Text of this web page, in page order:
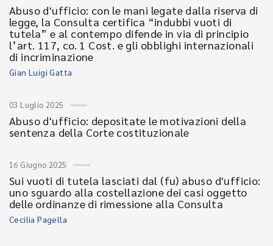
Abuso d'ufficio: con le mani legate dalla riserva di
legge, la Consulta certifica “indubbi vuoti di
tutela” e al contempo difende in via di principio
l’art. 117, co. 1 Cost. e gli obblighi internazionali
di incriminazione
Gian Luigi Gatta
03 Luglio 2025
Abuso d'ufficio: depositate le motivazioni della
sentenza della Corte costituzionale
16 Giugno 2025
Sui vuoti di tutela lasciati dal (fu) abuso d'ufficio:
uno sguardo alla costellazione dei casi oggetto
delle ordinanze di rimessione alla Consulta
Cecilia Pagella